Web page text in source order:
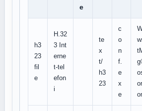
e
h3
23
fil
e
H.32
3 Int
erne
t-tel
efon
i
te
x
t/
h3
23
c
o
n
f.
e
x
e